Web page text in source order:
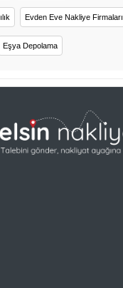
Evden Eve Nakliye Firmaları
Eşya Depolama